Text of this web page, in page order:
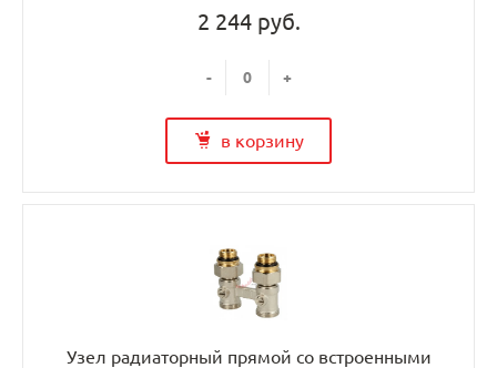
2 244 руб.
- +
в корзину
Узел радиаторный прямой со встроенными